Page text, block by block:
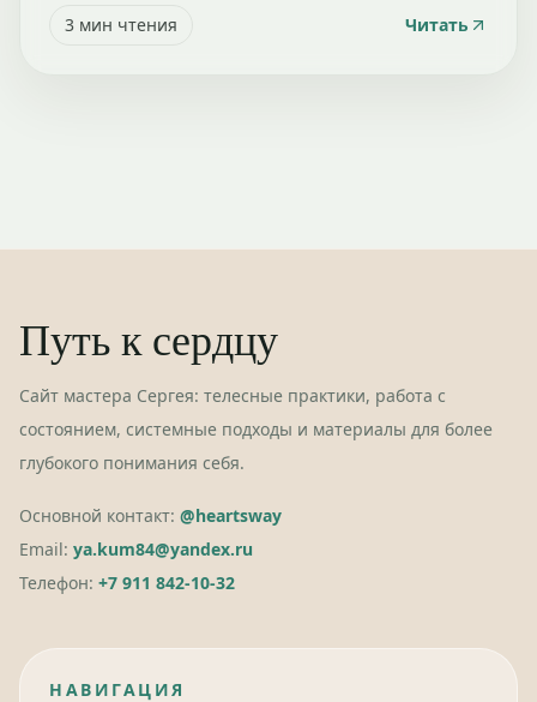
3 мин чтения Читать
Путь к сердцу
Сайт мастера Сергея: телесные практики, работа с
состоянием, системные подходы и материалы для более
глубокого понимания себя.
Основной контакт: @heartsway
Email: ya.kum84@yandex.ru
Телефон: +7 911 842-10-32
НАВИГАЦИЯ